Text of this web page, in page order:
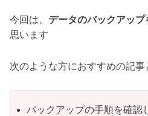
今回は、 データのバックアップ
思います
次のような方におすすめの記事
バックアップの手順を確認